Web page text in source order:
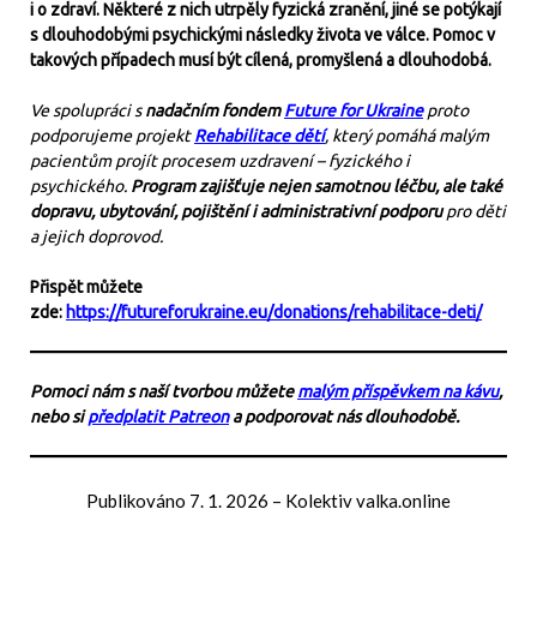
i o zdraví. Některé z nich utrpěly fyzická zranění, jiné se potýkají
s dlouhodobými psychickými následky života ve válce. Pomoc v
takových případech musí být cílená, promyšlená a dlouhodobá.
Ve spolupráci snadačním fondemFuture for Ukraineproto
podporujeme projektRehabilitace dětí, který pomáhá malým
pacientům projít procesem uzdravení – fyzického i
psychického. Program zajišťuje nejen samotnou léčbu, ale také
dopravu, ubytování, pojištění i administrativní podporupro děti
a jejich doprovod.
Přispět můžete
zde: https://futureforukraine.eu/donations/rehabilitace-deti/
Pomoci nám s naší tvorbou můžetemalým příspěvkem na kávu,
nebo sipředplatit Patreona podporovat nás dlouhodobě.
Publikováno 7. 1. 2026 – Kolektiv valka.online